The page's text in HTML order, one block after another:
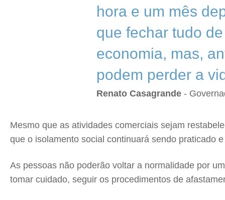
hora e um mês
que fechar tudo
economia, mas,
podem perder a
Renato Casagrande -
Mesmo que as atividades comerciais sejam
que o isolamento social continuará sendo praticado
As pessoas não poderão voltar a normalidade por
tomar cuidado, seguir os procedimentos de